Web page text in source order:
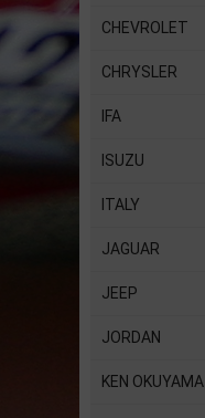
CHEVROLET
CHRYSLER
IFA
ISUZU
ITALY
JAGUAR
JEEP
JORDAN
KEN OKUYAMA